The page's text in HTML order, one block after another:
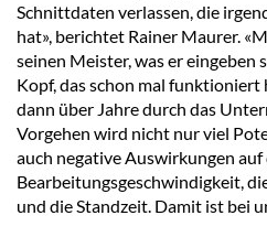
Schnittdaten verlassen, die
hat», berichtet Rainer Maurer.
seinen Meister, was er eingeben
Kopf, das schon mal funktioniert
dann über Jahre durch das
Vorgehen wird nicht nur viel
auch negative Auswirkungen auf
Bearbeitungsgeschwindigkeit,
und die Standzeit. Damit ist bei